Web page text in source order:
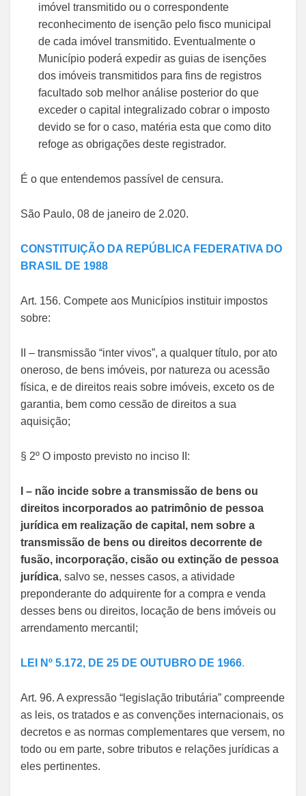
imóvel transmitido ou o correspondente
reconhecimento de isenção pelo fisco municipal
de cada imóvel transmitido. Eventualmente o
Município poderá expedir as guias de isenções
dos imóveis transmitidos para fins de registros
facultado sob melhor análise posterior do que
exceder o capital integralizado cobrar o imposto
devido se for o caso, matéria esta que como dito
refoge as obrigações deste registrador.
É o que entendemos passível de censura.
São Paulo, 08 de janeiro de 2.020.
CONSTITUIÇÃO DA REPÚBLICA FEDERATIVA DO
BRASIL DE 1988
Art. 156. Compete aos Municípios instituir impostos
sobre:
II – transmissão “inter vivos”, a qualquer título, por ato
oneroso, de bens imóveis, por natureza ou acessão
física, e de direitos reais sobre imóveis, exceto os de
garantia, bem como cessão de direitos a sua
aquisição;
§ 2º O imposto previsto no inciso II:
I – não incide sobre a transmissão de bens ou
direitos incorporados ao patrimônio de pessoa
jurídica em realização de capital, nem sobre a
transmissão de bens ou direitos decorrente de
fusão, incorporação, cisão ou extinção de pessoa
jurídica, salvo se, nesses casos, a atividade
preponderante do adquirente for a compra e venda
desses bens ou direitos, locação de bens imóveis ou
arrendamento mercantil;
LEI Nº 5.172, DE 25 DE OUTUBRO DE 1966.
Art. 96. A expressão “legislação tributária” compreende
as leis, os tratados e as convenções internacionais, os
decretos e as normas complementares que versem, no
todo ou em parte, sobre tributos e relações jurídicas a
eles pertinentes.